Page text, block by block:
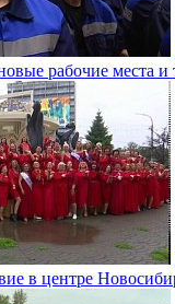
рабочие места и
в центре